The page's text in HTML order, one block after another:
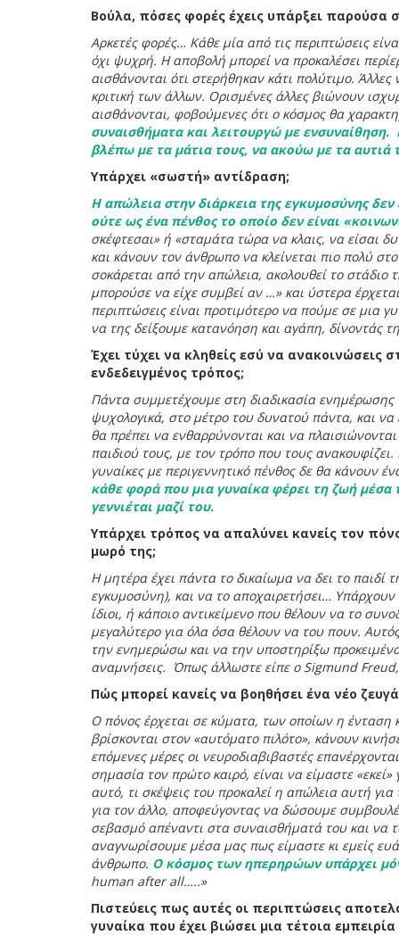
Βούλα, πόσες φορές έχεις υπάρξει παρούσα
Αρκετές φορές… Κάθε μία από τις περιπτώσεις
όχι ψυχρή. Η αποβολή μπορεί να προκαλέσει
αισθάνονται ότι στερήθηκαν κάτι πολύτιμο.
κριτική των άλλων. Ορισμένες άλλες βιώνουν
αισθάνονται, φοβούμενες ότι ο κόσμος θα
συναισθήματα και λειτουργώ με
βλέπω με τα μάτια τους, να ακούω με τα αυτιά
Υπάρχει «σωστή» αντίδραση;
Η απώλεια στην διάρκεια της εγκυμοσύνης
ούτε ως ένα πένθος το οποίο δεν είναι
σκέφτεσαι» ή «σταμάτα τώρα να κλαις, να είσαι
και κάνουν τον άνθρωπο να κλείνεται πιο πολύ
σοκάρεται από την απώλεια, ακολουθεί το
μπορούσε να είχε συμβεί αν …» και ύστερα
περιπτώσεις είναι προτιμότερο να πούμε σε μια
να της δείξουμε κατανόηση και αγάπη, δίνοντάς
Έχει τύχει να κληθείς εσύ να ανακοινώσεις
ενδεδειγμένος τρόπος;
Πάντα συμμετέχουμε στη διαδικασία ενημέρωσης
ψυχολογικά, στο μέτρο του δυνατού πάντα, και να
θα πρέπει να ενθαρρύνονται και να
παιδιού τους, με τον τρόπο που τους
γυναίκες με περιγεννητικό πένθος δε θα
κάθε φορά που μια γυναίκα φέρει τη ζωή μέσα
γεννιέται μαζί του.
Υπάρχει τρόπος να απαλύνει κανείς τον
μωρό της;
Η μητέρα έχει πάντα το δικαίωμα να δει το παιδί
εγκυμοσύνη), και να το αποχαιρετήσει…
ίδιοι, ή κάποιο αντικείμενο που θέλουν να το
μεγαλύτερο για όλα όσα θέλουν να του πουν.
την ενημερώσω και να την υποστηρίξω
αναμνήσεις. Όπως άλλωστε είπε ο Sigmund
Πώς μπορεί κανείς να βοηθήσει ένα νέο
Ο πόνος έρχεται σε κύματα, των οποίων η ένταση
βρίσκονται στον «αυτόματο πιλότο», κάνουν
επόμενες μέρες οι νευροδιαβιβαστές
σημασία τον πρώτο καιρό, είναι να είμαστε
αυτό, τι σκέψεις του προκαλεί η απώλεια αυτή
για τον άλλο, αποφεύγοντας να δώσουμε
σεβασμό απέναντι στα συναισθήματά του και να
αναγνωρίσουμε μέσα μας πως είμαστε κι εμείς
άνθρωπο. Ο κόσμος των ηπερηρώων υπάρχει
human after all…..»
Πιστεύεις πως αυτές οι περιπτώσεις
γυναίκα που έχει βιώσει μια τέτοια